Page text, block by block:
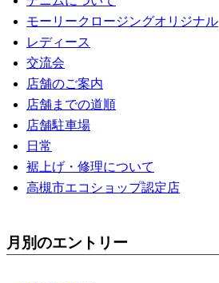
モーリークロージングオリジナル
レディース
交流会
店舗のご案内
店舗までの道順
店舗駐車場
日常
裾上げ・修理について
高槻市エコショップ認定店
月別のエントリー